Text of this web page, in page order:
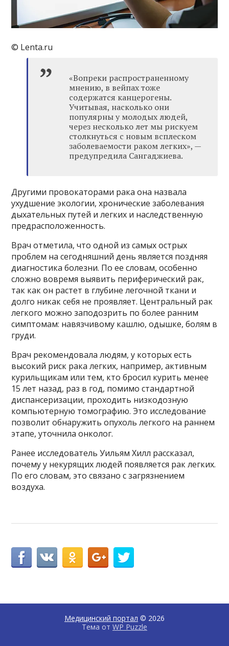
© Lenta.ru
«Вопреки распространенному
мнению, в вейпах тоже
содержатся канцерогены.
Учитывая, насколько они
популярны у молодых людей,
через несколько лет мы рискуем
столкнуться с новым всплеском
заболеваемости раком легких», —
предупредила Сангаджиева.
Другими провокаторами рака она назвала
ухудшение экологии, хронические заболевания
дыхательных путей и легких и наследственную
предрасположенность.
Врач отметила, что одной из самых острых
проблем на сегодняшний день является поздняя
диагностика болезни. По ее словам, особенно
сложно вовремя выявить периферический рак,
так как он растет в глубине легочной ткани и
долго никак себя не проявляет. Центральный рак
легкого можно заподозрить по более ранним
симптомам: навязчивому кашлю, одышке, болям в
груди.
Врач рекомендовала людям, у которых есть
высокий риск рака легких, например, активным
курильщикам или тем, кто бросил курить менее
15 лет назад, раз в год, помимо стандартной
диспансеризации, проходить низкодозную
компьютерную томографию. Это исследование
позволит обнаружить опухоль легкого на раннем
этапе, уточнила онколог.
Ранее исследователь Уильям Хилл рассказал,
почему у некурящих людей появляется рак легких.
По его словам, это связано с загрязнением
воздуха.
Медицинский портал © 2026
Тема от WP Puzzle